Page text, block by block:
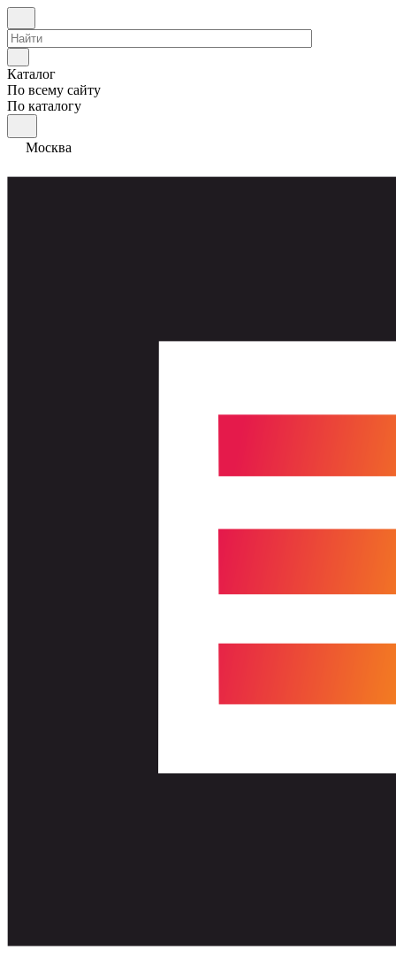
Каталог
По всему сайту
По каталогу
Москва